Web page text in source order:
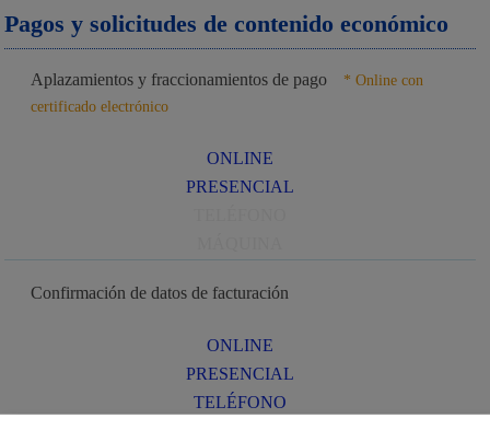
Pagos y solicitudes de contenido económico
Aplazamientos y fraccionamientos de pago
* Online con
certificado electrónico
ONLINE
PRESENCIAL
Confirmación de datos de facturación
ONLINE
PRESENCIAL
TELÉFONO